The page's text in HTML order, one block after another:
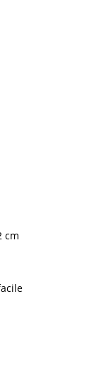
cm